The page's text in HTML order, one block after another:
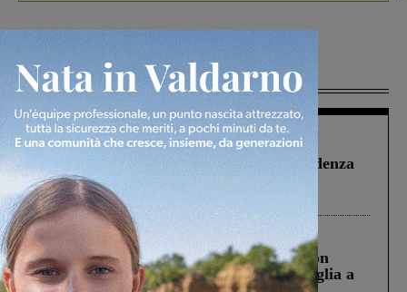
Più lette
Figline Incisa Valdarno 1 Agosto 2026
Piscina di Figline finanziata oltre la scadenza
Pnrr, il gruppo di Fratelli d’Italia: “Un
ringraziamento al Governo”
Cronaca 3 Agosto 2026
Scomparso da una struttura di Castiglion
Fiorentino l’uomo che aveva ucciso la figlia a